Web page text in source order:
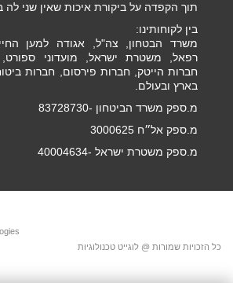
תוך הקפדה על ביקורת איכות שאין שני לה
בין לקוחותינו:
משרד הבטחון, צה"ל, אגודה למען
רפאל, משטרת ישראל, מועדוני
חברות הייטק, חברות פירסום, חברות
בארץ ובעולם.
מ.ספק משרד הביטחון -83728730
מ.ספק אל״ח 3000625
מ.ספק משטרת ישראל -40004634
כל הזכויות שמורות @ לוגייט טכנולוגיות